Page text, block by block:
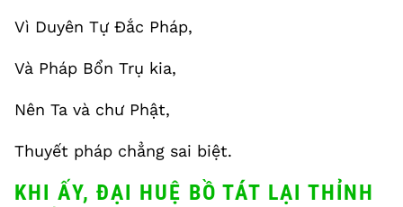
Vì Duyên Tự Đắc Pháp,
Và Pháp Bổn Trụ kia,
Nên Ta và chư Phật,
Thuyết pháp chẳng sai biệt.
KHI ẤY, ĐẠI HUỆ BỒ TÁT LẠI THỈNH